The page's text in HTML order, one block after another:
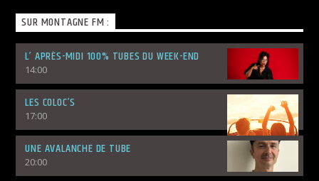
SUR MONTAGNE FM :
L’ APRÈS-MIDI 100% TUBES DU WEEK-END
14:00
LES COLOC’S
17:00
UNE AVALANCHE DE TUBE
20:00